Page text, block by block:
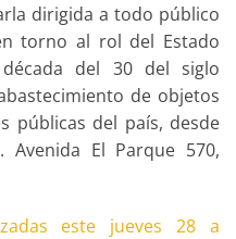
dirigida a todo público
torno al rol del Estado
del 30 del siglo
de objetos
públicas del país, desde
Avenida El Parque 570,
este jueves 28 a